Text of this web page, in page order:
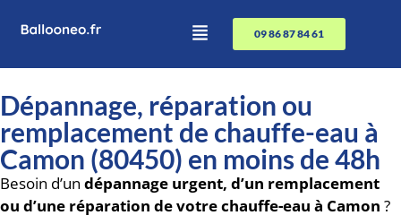
09 86 87 84 61
Dépannage, réparation ou
remplacement de chauffe-eau à
Camon (80450) en moins de 48h
Besoin d’un dépannage urgent, d’un remplacement
ou d’une réparation de votre chauffe-eau à Camon ?